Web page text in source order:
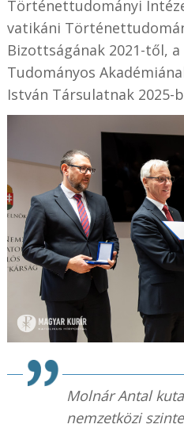
Történettudományi
vatikáni
Bizottságának 2021-től,
Tudományos
István Társulatnak 2025-
Molnár Antal
nemzetközi